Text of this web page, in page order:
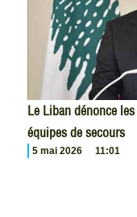
Le Liban dénonce
équipes de secours
5 mai 2026 11:01